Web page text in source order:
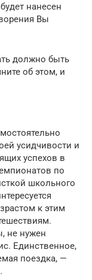
нанесен
Вы
должно быть
об этом, и
усидчивости и
успехов в
по
школьного
к этим
не нужен
Единственное,
поездка, —